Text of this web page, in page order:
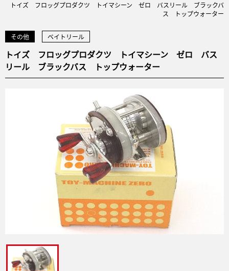
トイズ フロッグプロダクツ トイマシーン ゼロ バスリール ブラックバ
ス トップウォーター
その他 ベイトリール
トイズ フロッグプロダクツ トイマシーン ゼロ バス
リール ブラックバス トップウォーター